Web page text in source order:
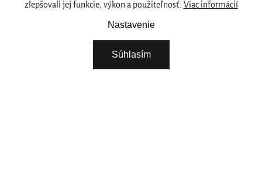
zlepšovali jej funkcie, výkon a použiteľnosť. Viac informácií
Nastavenie
Súhlasím
PREDAJNY